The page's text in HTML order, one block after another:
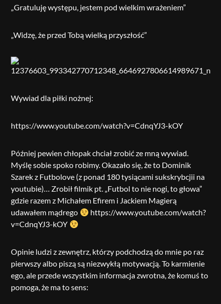
„Gratuluję występu, jestem pod wielkim wrażeniem”
„Widzę, że przed Tobą wielką przyszłość”
Wywiad dla piłki nożnej:
https://www.youtube.com/watch?v=CdnqYJ3-kOY
Później pewien chłopak chciał zrobić ze mną wywiad.
Myślę sobie spoko robimy. Okazało się, że to Dominik
Szarek z Futbolove (z ponad 180 tysiącami sukskrybcjii na
youtubie)… Zrobił filmik pt. „Futbol to nie nogi, to głowa”
gdzie razem z Michałem Efirem i Jackiem Magierą
udawałem mądrego
https://www.youtube.com/watch?
v=CdnqYJ3-kOY
Opinie ludzi z zewnętrz, którzy podchodzą do mnie po raz
pierwszy albo piszą są niezwykłą motywacją. To karmienie
ego, ale przede wszystkim informacja zwrotna, że komuś to
pomoga, że ma to sens: